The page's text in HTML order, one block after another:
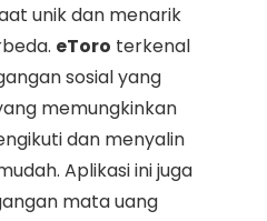
unik dan menarik
eToro terkenal
sosial yang
memungkinkan
dan menyalin
Aplikasi ini juga
mata uang